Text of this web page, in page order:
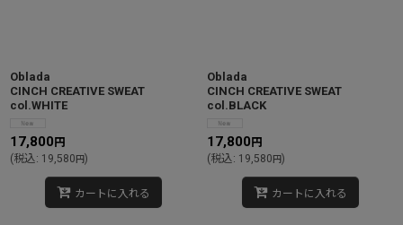
Oblada
CINCH CREATIVE SWEAT
col.WHITE
17,800 円
(税込: 19,580円)
カートに入れる
Oblada
CINCH CREATIVE SWEAT
col.BLACK
17,800 円
(税込: 19,580円)
カートに入れる